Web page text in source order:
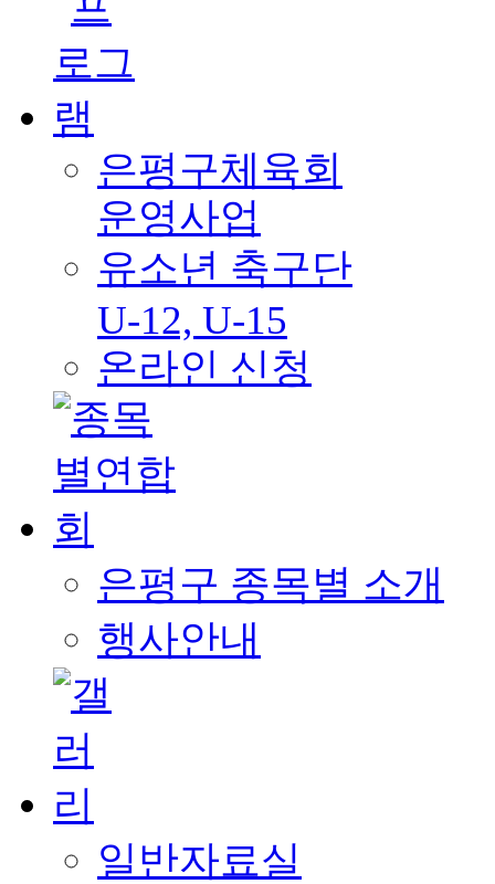
은평구체육회
운영사업
유소년 축구단
U-12, U-15
온라인 신청
은평구 종목별 소개
행사안내
일반자료실